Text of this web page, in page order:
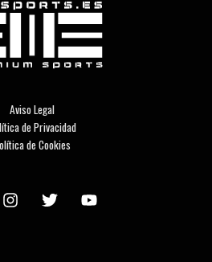
Aviso Legal
de Privacidad
de Cookies